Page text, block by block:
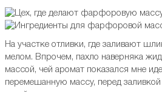
На участке отливки, где заливают
мелом. Впрочем, пахло наверняка
массой, чей аромат показался мне
перемешанную массу, перед